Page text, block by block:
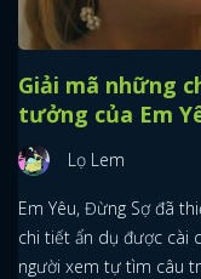
Giải mã những
tưởng của Em
Lọ Lem
Em Yêu, Đừng Sợ đã
chi tiết ẩn dụ được cài
người xem tự tìm câu